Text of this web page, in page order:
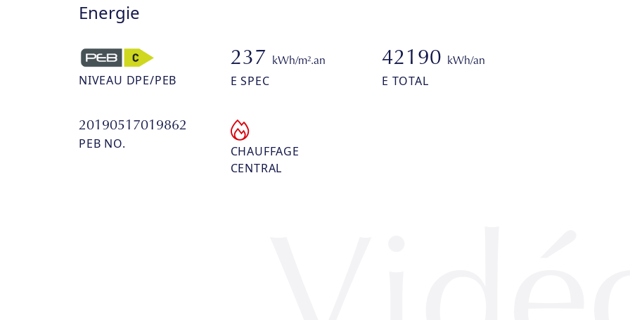
Energie
NIVEAU DPE/PEB
237 kWh/m².an
E SPEC
42190 kWh/an
E TOTAL
20190517019862
PEB NO.
CHAUFFAGE
CENTRAL